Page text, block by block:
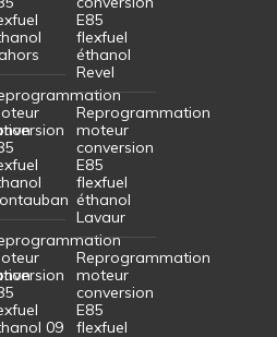
09
E85
flexfuel
éthanol
Revel
Reprogrammation
moteur
conversion
E85
flexfuel
éthanol
Lavaur
Reprogrammation
moteur
conversion
E85
flexfuel